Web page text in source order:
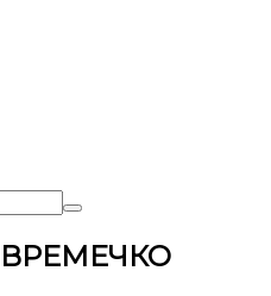
ВРЕМЕЧКО